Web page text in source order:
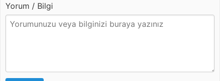
Yorum / Bilgi